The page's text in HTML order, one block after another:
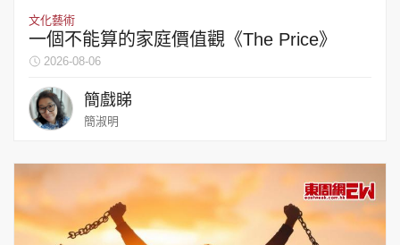
文化藝術
一個不能算的家庭價值觀《The Price》
2026-08-06
簡戲睇
簡淑明